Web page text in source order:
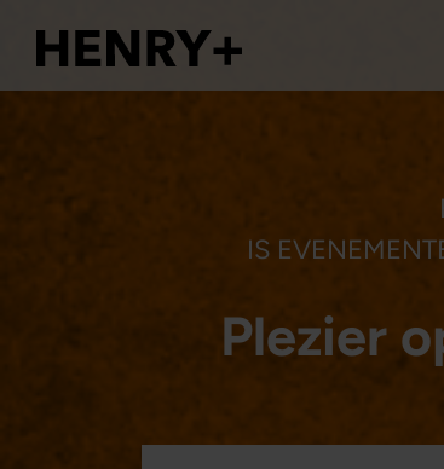
IS
Plezier